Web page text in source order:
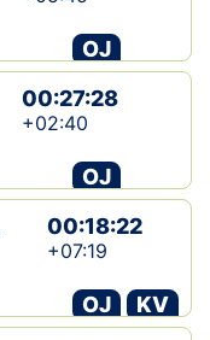
OJ
00:27:28
+02:40
OJ
00:18:22
+07:19
OJ
KV